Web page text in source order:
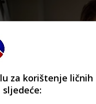
za korištenje ličnih